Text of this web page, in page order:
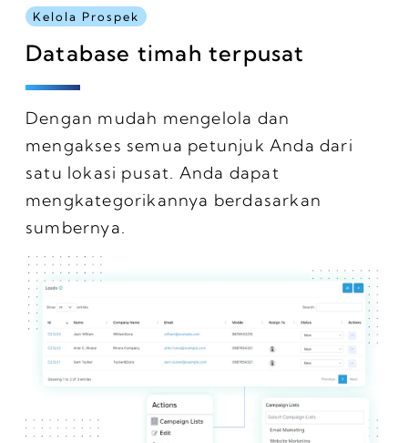
Kelola Prospek
Database timah terpusat
Dengan mudah mengelola dan
mengakses semua petunjuk Anda dari
satu lokasi pusat. Anda dapat
mengkategorikannya berdasarkan
sumbernya.